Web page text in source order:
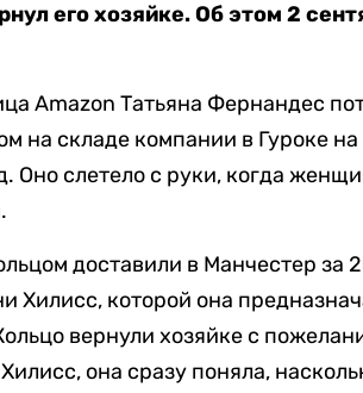
его хозяйке. Об этом 2
Amazon Татьяна Фернандес
на складе компании в Гуроке
Оно слетело с руки, когда
доставили в Манчестер за
Хилисс, которой она
вернули хозяйке с
она сразу поняла,